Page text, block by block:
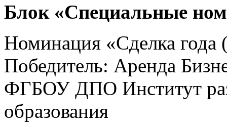
Блок «Специальные
Номинация «Сделка года
Победитель: Аренда
ФГБОУ ДПО Институт
образования